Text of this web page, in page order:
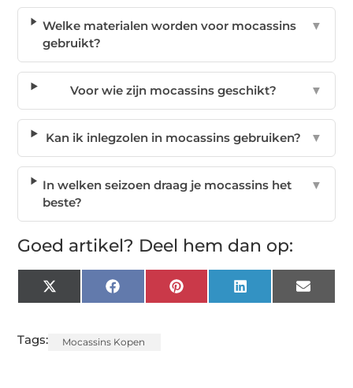
Welke materialen worden voor mocassins
gebruikt?
▼
Voor wie zijn mocassins geschikt? ▼
Kan ik inlegzolen in mocassins gebruiken? ▼
In welken seizoen draag je mocassins het
beste?
▼
Goed artikel? Deel hem dan op:
X
(Twitter)
FacebookPinterest LinkedIn Email
Tags: Mocassins Kopen